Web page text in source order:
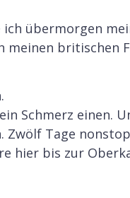
ich übermorgen
meinen britischen
Schmerz einen.
Zwölf Tage
hier bis zur